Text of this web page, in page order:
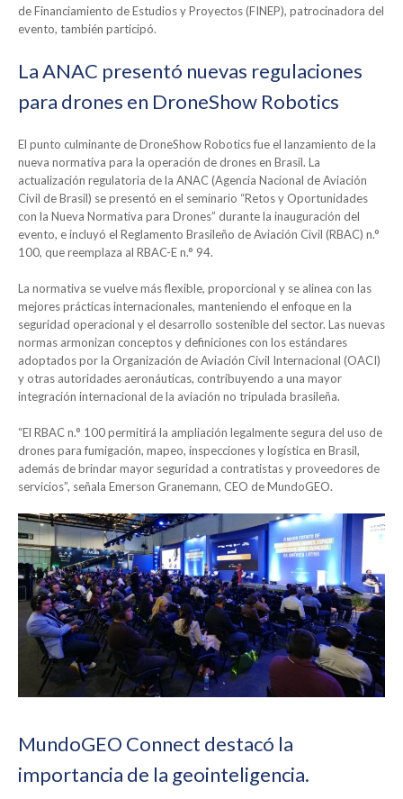
de Financiamiento de Estudios y Proyectos (FINEP), patrocinadora del
evento, también participó.
La ANAC presentó nuevas regulaciones
para drones en DroneShow Robotics
El punto culminante de DroneShow Robotics fue el lanzamiento de la
nueva normativa para la operación de drones en Brasil. La
actualización regulatoria de la ANAC (Agencia Nacional de Aviación
Civil de Brasil) se presentó en el seminario “Retos y Oportunidades
con la Nueva Normativa para Drones” durante la inauguración del
evento, e incluyó el Reglamento Brasileño de Aviación Civil (RBAC) n.°
100, que reemplaza al RBAC-E n.° 94.
La normativa se vuelve más flexible, proporcional y se alinea con las
mejores prácticas internacionales, manteniendo el enfoque en la
seguridad operacional y el desarrollo sostenible del sector. Las nuevas
normas armonizan conceptos y definiciones con los estándares
adoptados por la Organización de Aviación Civil Internacional (OACI)
y otras autoridades aeronáuticas, contribuyendo a una mayor
integración internacional de la aviación no tripulada brasileña.
“El RBAC n.° 100 permitirá la ampliación legalmente segura del uso de
drones para fumigación, mapeo, inspecciones y logística en Brasil,
además de brindar mayor seguridad a contratistas y proveedores de
servicios”, señala Emerson Granemann, CEO de MundoGEO.
MundoGEO Connect destacó la
importancia de la geointeligencia.